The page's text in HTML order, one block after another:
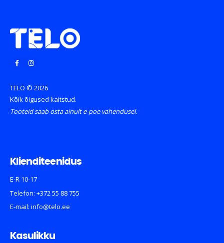
TELO © 2026
Kõik õigused kaitstud.
Tooteid saab osta ainult e-poe vahendusel.
Klienditeenidus
E-R 10-17
Telefon: +372 55 88 755
E-mail: info@telo.ee
Kasulikku